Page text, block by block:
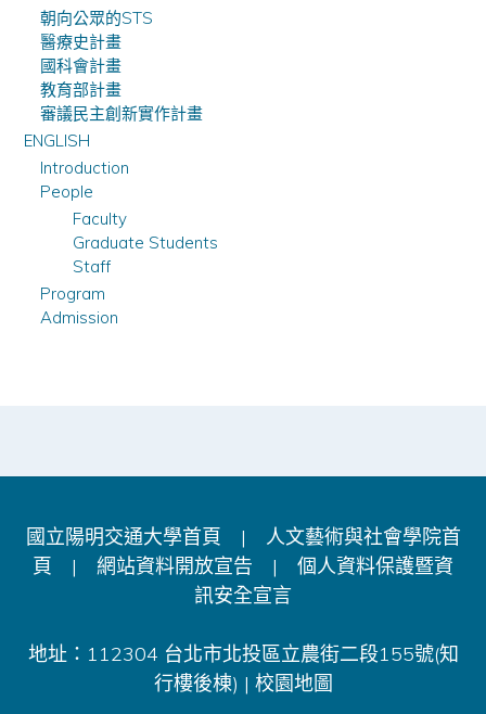
朝向公眾的STS
醫療史計畫
國科會計畫
教育部計畫
審議民主創新實作計畫
ENGLISH
Introduction
People
Faculty
Graduate Students
Staff
Program
Admission
國立陽明交通大學首頁 |
人文藝術與社會學院首
頁 | 網站資料開放宣告 | 個人資料保護暨資
訊安全宣言
地址：112304 台北市北投區立農街二段155號(知
行樓後棟) | 校園地圖